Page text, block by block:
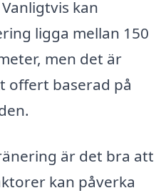
kan
ligga mellan 150
men det är
offert baserad på
är det bra att
kan påverka